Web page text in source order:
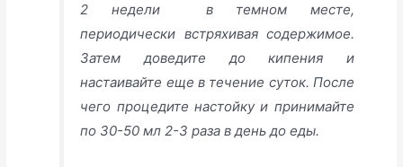
2 недели в темном месте,
периодически встряхивая содержимое.
Затем доведите до кипения и
настаивайте еще в течение суток. После
чего процедите настойку и принимайте
по 30-50 мл 2-3 раза в день до еды.